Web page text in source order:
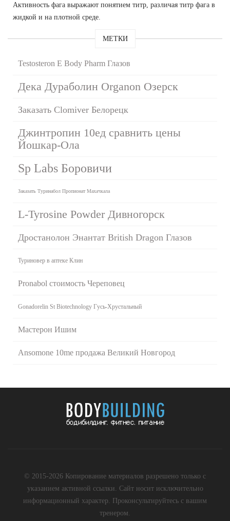
Активность фага выражают понятием титр, различая титр фага в
жидкой и на плотной среде.
МЕТКИ
Testosteron E Body Pharm Глазов
Дека Дураболин Organon Озерск
Заказать Clomiver Белорецк
Джинтропин 10ед сравнить цены
Йошкар-Ола
Sp Labs Боровичи
Заказать Туринабол Пропионат Махачкала
L-Tyrosine Powder Дивногорск
Дростанолон Энантат British Dragon Глазов
Туриновер в аптеке Клин
Pronabol стоимость Череповец
Gonadorelin St Biotechnology Гусь-Хрустальный
Мастерон Ишим
Ansomone 10me продажа Великий Новгород
© 2015-2026 Копирование материалов разрешено только с
указанием активной ссылки. Сайт носит исключительно
информационный характер. Проконсультируйтесь с вашим
тренером.